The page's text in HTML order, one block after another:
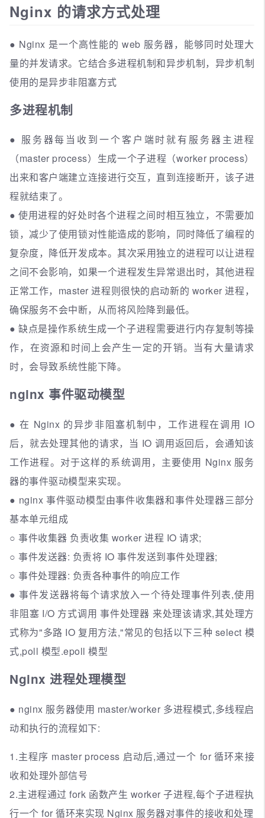
Nginx 的请求方式处理
● Nginx 是一个高性能的 web 服务器，能够同时处理大
量的并发请求。它结合多进程机制和异步机制，异步机制
使用的是异步非阻塞方式
多进程机制
● 服务器每当收到一个客户端时就有服务器主进程
（master process）生成一个子进程（worker process）
出来和客户端建立连接进行交互，直到连接断开，该子进
程就结束了。
● 使用进程的好处时各个进程之间时相互独立，不需要加
锁，减少了使用锁对性能造成的影响，同时降低了编程的
复杂度，降低开发成本。其次采用独立的进程可以让进程
之间不会影响，如果一个进程发生异常退出时，其他进程
正常工作，master 进程则很快的启动新的 worker 进程，
确保服务不会中断，从而将风险降到最低。
● 缺点是操作系统生成一个子进程需要进行内存复制等操
作，在资源和时间上会产生一定的开销。当有大量请求
时，会导致系统性能下降。
nginx 事件驱动模型
● 在 Nginx 的异步非阻塞机制中，工作进程在调用 IO
后，就去处理其他的请求，当 IO 调用返回后，会通知该
工作进程。对于这样的系统调用，主要使用 Nginx 服务
器的事件驱动模型来实现。
● nginx 事件驱动模型由事件收集器和事件处理器三部分
基本单元组成
○ 事件收集器 负责收集 worker 进程 IO 请求;
○ 事件发送器: 负责将 IO 事件发送到事件处理器;
○ 事件处理器: 负责各种事件的响应工作
● 事件发送器将每个请求放入一个待处理事件列表,使用
非阻塞 I/O 方式调用 事件处理器 来处理该请求,其处理方
式称为"多路 IO 复用方法,"常见的包括以下三种 select 模
式,poll 模型.epoll 模型
Nginx 进程处理模型
● nginx 服务器使用 master/worker 多进程模式,多线程启
动和执行的流程如下:
1.主程序 master process 启动后,通过一个 for 循环来接
收和处理外部信号
2.主进程通过 fork 函数产生 worker 子进程,每个子进程执
行一个 for 循环来实现 Nginx 服务器对事件的接收和处理